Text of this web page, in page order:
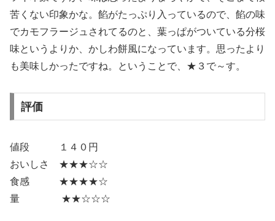
苦くない印象かな。餡がたっぷり入っているので、餡の味
でカモフラージュされてるのと、葉っぱがついている分桜
味というよりか、かしわ餅風になっています。思ったより
も美味しかったですね。ということで、★３で～す。
評価
値段 １４０円
おいしさ ★★★☆☆
食感 ★★★★☆
量 ★★☆☆☆